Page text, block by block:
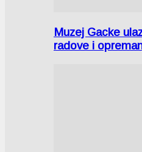
Muzej Gacke
radove i